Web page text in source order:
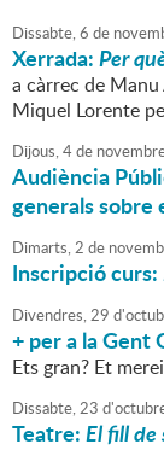
Dissabte,6 de
Xerrada:Per
a càrrec de
Miquel Lorente
Dijous,4de
Audiència
generals sobre
Dimarts,2 de
Inscripció curs:
Divendres,29 d'
+ per a la Gent
Ets gran? Et
Dissabte,23 d'
Teatre:El fill de